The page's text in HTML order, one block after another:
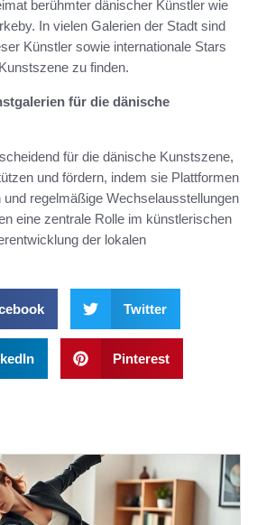
berühmter dänischer Künstler wie
In vielen Galerien der Stadt sind
Künstler sowie internationale Stars
zu finden.
für die dänische
für die dänische Kunstszene,
und fördern, indem sie Plattformen
und regelmäßige Wechselausstellungen
eine zentrale Rolle im künstlerischen
der lokalen
Twitter
Pinterest